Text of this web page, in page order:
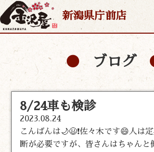
新潟県庁前店
ブログ
8/24車も検診
2023.08.24
こんばんは🌙😃❗佐々木です😄人は
断が必要ですが、皆さんはちゃんと